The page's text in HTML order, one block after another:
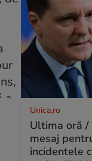
Unica.ro
Ultima oră /
mesaj
incidentele